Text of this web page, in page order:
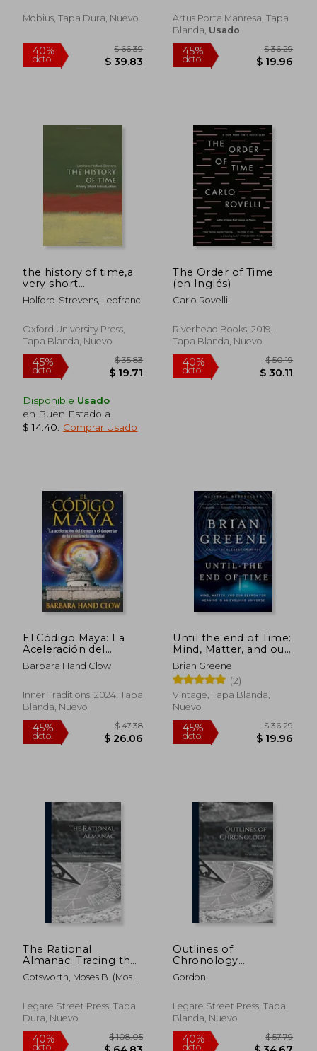
Telescope (en Inglés)
Mobius, Tapa Dura, Nuevo
Artus Porta Manresa, Tapa
Blanda, Usado
45%
dcto.
the history of time,a
very short
introduction (en
Inglés)
Holford-Strevens, Leofranc
Oxford University Press,
Tapa Blanda, Nuevo
45%
dcto. $ 19.71
Disponible Usado
en Buen Estado a
$ 14.40
Comprar Usado
The Order of Time
(en Inglés)
Carlo Rovelli
Riverhead Books, 2019,
Tapa Blanda, Nuevo
40%
dcto.
El Código Maya: La
Aceleración del
Tiempo y el
Despertar de la
Barbara Hand Clow
Inner Traditions, 2024, Tapa
Blanda, Nuevo
45%
dcto. $ 26.06
Until the end of Time:
Mind, Matter, and our
Search for Meaning in
an Evolving Universe
(en Inglés)
Brian Greene
(2)
Vintage, Tapa Blanda,
Nuevo
45%
dcto.
The Rational
Almanac: Tracing the
Evolution of Modern
Almanacs From
Time, and Suggesting
Improvements (en
Cotsworth, Moses B. (Moses
Legare Street Press, Tapa
Dura, Nuevo
Outlines of
Chronology
[microform]: for the
Use of Schools (en
Gordon
Legare Street Press, Tapa
Blanda, Nuevo